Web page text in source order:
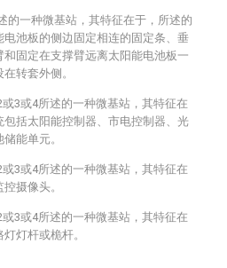
的一种微基站，其特征在于，所述的
电池板的侧边固定相连的固定条、垂
和固定在支撑臂远离太阳能电池板一
转套外侧。
3或4所述的一种微基站，其特征在
包括太阳能控制器、市电控制器、光
能单元。
3或4所述的一种微基站，其特征在
摄像头。
3或4所述的一种微基站，其特征在
灯杆或桅杆。